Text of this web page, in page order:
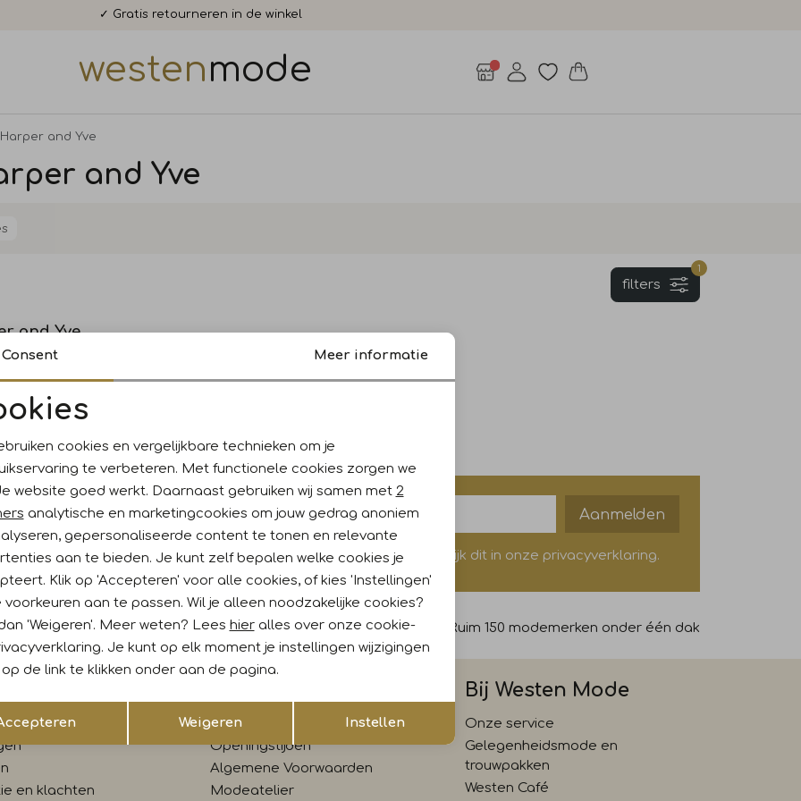
✓ Gratis retourneren in de winkel
westenmode
Harper and Yve
and Yve
1
filters
and Yve
BL 518 herbal garden
gelijk €5,- korting!* Niet
Aanmelden
Hoe wij met jouw data omgaan? Bekijk dit in onze privacyverklaring.
uur besteld, morgen in huis Gratis verzending vanaf €69,- Ruim 150 modemerken onder één dak
en klachten
Winkel
Openingstijden
Algemene Voorwaarden
Modeatelier
Bij Westen Mode
Onze service
Gelegenheidsmode en
trouwpakken
Westen Café
Noodzakelijke cookies
cookies Marketing cookies
Opslaan
Consent Meer informatie
cookies en vergelijkbare technieken om je
te verbeteren. Met functionele cookies zorgen we
website goed werkt. Daarnaast gebruiken wij samen met 2
analytische en marketingcookies om jouw gedrag anoniem
gepersonaliseerde content te tonen en relevante
aan te bieden. Je kunt zelf bepalen welke cookies je
Klik op 'Accepteren' voor alle cookies, of kies 'Instellingen'
voorkeuren aan te passen. Wil je alleen noodzakelijke cookies?
'Weigeren'. Meer weten? Lees hieralles over onze cookie-
Je kunt op elk moment je instellingen wijzigingen
de link te klikken onder aan de pagina.
Weigeren Instellen